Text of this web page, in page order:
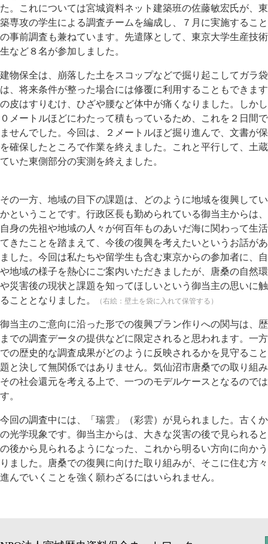
た。これについては宮城資料ネット建築班の佐藤敏宏氏が、
築専攻の学生による調査チームを編成し、７月に実施するこ
の事前調査も兼ねています。先遣隊として、東京大学生産技
生など８名が参加しました。
建物保全は、崩落した土をスコップなどで掘り起こしてガラ
は、将来条件が整った場合には修覆に利用することもできま
の皮はすりむけ、ひざや腰など体中が痛くなりました。しか
０メートルほどにわたって積もっているため、これを２日間
ませんでした。今回は、２メートルほど掘り進んで、文書が
を確保したところで作業を終えました。これと平行して、土
ていた東側部分の実測を終えました。
その一方、地域の目下の課題は、どのように地域を復興して
かということです。行政区長も勤められている御当主からは
自身の先祖や地域の人々が何百年ものあいだ海に関わって生
てきたことを踏まえて、今後の復興を考えたいというお話が
ました。今回は私たちや留学生も含む東京からの参加者に、
や地域の様子を熱心にご案内いただきましたが、唐桑の自然
や災害後の現状と課題を知ってほしいという御当主の思いに
ることとなりました。
（右絵：壁土を袋に入れて保管する）
御当主のご意向に沿った形での復興プラン作りへの関与は、
までの調査データの提供などに限定されると思われます。一
での歴史的な調査成果がどのように反映されるかを見守るこ
題と決して無関係ではありません。気仙沼市唐桑での取り組
その社会還元を考える上で、一つのモデルケースとなるので
す。
今回の調査中には、「瑞雲」（彩雲）が見られました。古く
の光学現象です。御当主からは、大きな災害の後で見られる
の後から見られるようになった、これから明るい方向に向か
りました。唐桑での復興に向けた取り組みが、そこに住む方
進んでいくことを強く願わざるにはいられません。